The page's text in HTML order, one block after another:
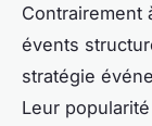
Contrairement
évents
stratégie
Leur